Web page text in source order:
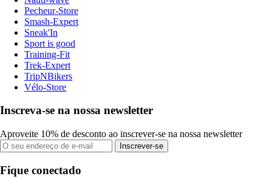
Pecheur-Store
Smash-Expert
Sneak'In
Sport is good
Training-Fit
Trek-Expert
TripNBikers
Vélo-Store
Inscreva-se na nossa newsletter
Aproveite 10% de desconto ao inscrever-se na nossa newsletter
Inscrever-se
Fique conectado